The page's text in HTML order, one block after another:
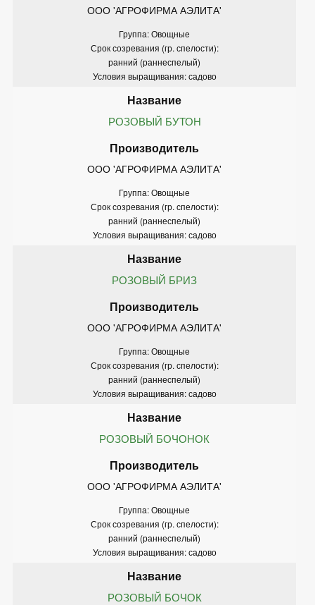
ООО 'АГРОФИРМА АЭЛИТА'
Группа: Овощные
Срок созревания (гр. спелости):
ранний (раннеспелый)
Условия выращивания: садово
РОЗОВЫЙ БУТОН
ООО 'АГРОФИРМА АЭЛИТА'
Группа: Овощные
Срок созревания (гр. спелости):
ранний (раннеспелый)
Условия выращивания: садово
РОЗОВЫЙ БРИЗ
ООО 'АГРОФИРМА АЭЛИТА'
Группа: Овощные
Срок созревания (гр. спелости):
ранний (раннеспелый)
Условия выращивания: садово
РОЗОВЫЙ БОЧОНОК
ООО 'АГРОФИРМА АЭЛИТА'
Группа: Овощные
Срок созревания (гр. спелости):
ранний (раннеспелый)
Условия выращивания: садово
РОЗОВЫЙ БОЧОК